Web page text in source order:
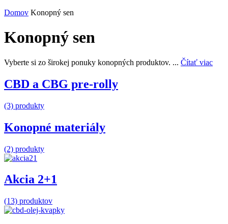
Domov Konopný sen
Konopný sen
Vyberte si zo širokej ponuky konopných produktov. ... Čítať viac
CBD a CBG pre-rolly
(3) produkty
Konopné materiály
(2) produkty
Akcia 2+1
(13) produktov